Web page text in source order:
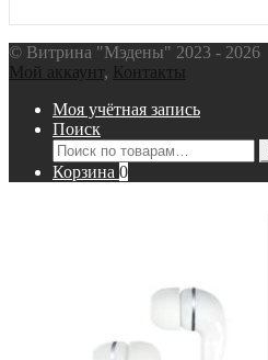
© Витрина "Мэдены" 2023 - 2026
Мой аккаунт, Контакты
Моя учётная запись
Поиск
Искать:
Корзина 0